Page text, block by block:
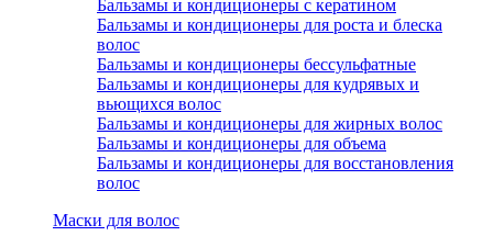
Бальзамы и кондиционеры с кератином
Бальзамы и кондиционеры для роста и блеска
волос
Бальзамы и кондиционеры бессульфатные
Бальзамы и кондиционеры для кудрявых и
вьющихся волос
Бальзамы и кондиционеры для жирных волос
Бальзамы и кондиционеры для объема
Бальзамы и кондиционеры для восстановления
волос
Маски для волос